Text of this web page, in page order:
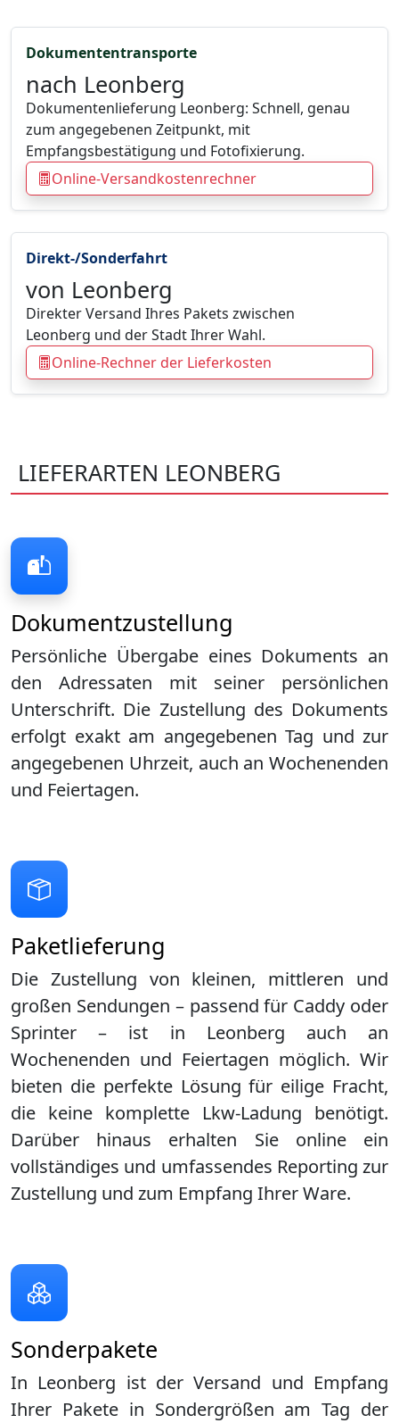
Direkt-/Sonderfahrt
von Leonberg
Direkter Versand Ihres Pakets zwischen
Leonberg und der Stadt Ihrer Wahl.
Online-Rechner der Lieferkosten
Dokumententransporte
nach Leonberg
Dokumentenlieferung Leonberg: Schnell, genau
zum angegebenen Zeitpunkt, mit
Empfangsbestätigung und Fotofixierung.
Online-Versandkostenrechner
LIEFERARTEN LEONBERG
Dokumentzustellung
Persönliche Übergabe eines Dokuments an
den Adressaten mit seiner persönlichen
Unterschrift. Die Zustellung des Dokuments
erfolgt exakt am angegebenen Tag und zur
angegebenen Uhrzeit, auch an Wochenenden
und Feiertagen.
Paketlieferung
Die Zustellung von kleinen, mittleren und
großen Sendungen – passend für Caddy oder
Sprinter – ist in Leonberg auch an
Wochenenden und Feiertagen möglich. Wir
bieten die perfekte Lösung für eilige Fracht,
die keine komplette Lkw-Ladung benötigt.
Darüber hinaus erhalten Sie online ein
vollständiges und umfassendes Reporting zur
Zustellung und zum Empfang Ihrer Ware.
Sonderpakete
In Leonberg ist der Versand und Empfang
Ihrer Pakete in Sondergrößen am Tag der